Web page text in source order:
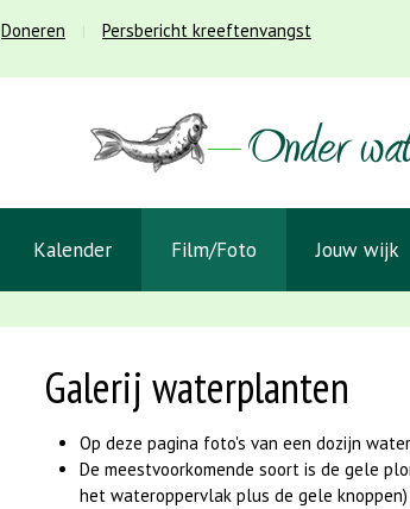
Doneren Persbericht kreeftenvangst
Kalender Film/Foto Jouw wijk
Galerij waterplanten
Op deze pagina foto's van een dozijn
De meestvoorkomende soort is de gele
het wateroppervlak plus de gele